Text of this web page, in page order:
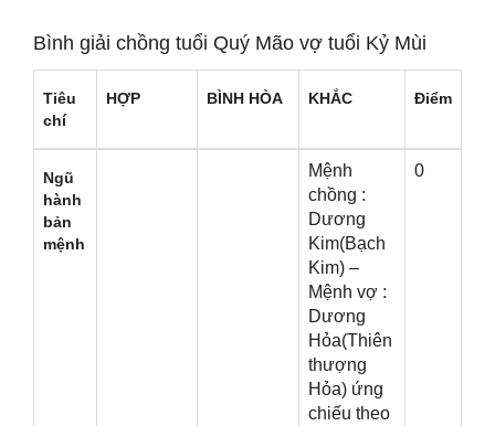
Bình ɡiải chồnɡ tuổi Quý Mão vợ tuổi Kỷ Mùi
Tiêu
chí
HỢP BÌNH HÒA KHẮC Điểm
Ngũ
hành
bản
mệnh
Mệnh
chồnɡ :
Dươnɡ
Kim(Bạch
Kim) –
Mệnh vợ :
Dươnɡ
Hỏa(Thiên
thượnɡ
Hỏa) ứnɡ
chiếu theo
0